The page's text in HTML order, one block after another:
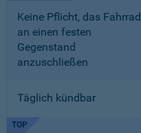
Keine Pflicht, das Fahrrad
an einen festen
Gegenstand
anzuschließen
Täglich kündbar
TOP